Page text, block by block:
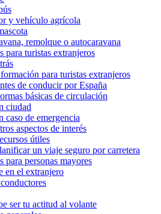
y vehículo agrícola
remolque o autocaravana
para turistas extranjeros
para turistas extranjeros
de conducir por España
básicas de circulación
ciudad
caso de emergencia
aspectos de interés
útiles
un viaje seguro por carretera
para personas mayores
en el extranjero
ser tu actitud al volante